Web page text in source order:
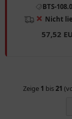
BTS-
❌ Nicht
57,52
Zeige 1 bis21